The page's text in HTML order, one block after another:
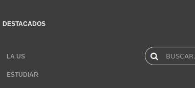
DESTACADOS
LA US
ESTUDIAR